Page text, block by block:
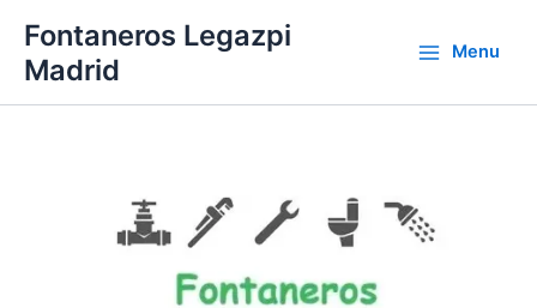
contenido
Fontaneros Legazpi
Madrid
Menu